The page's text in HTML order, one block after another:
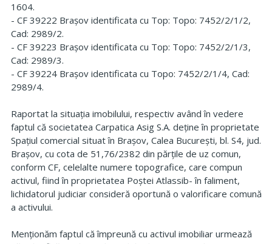
1604.
- CF 39222 Brașov identificata cu Top: Topo: 7452/2/1/2,
Cad: 2989/2.
- CF 39223 Brașov identificata cu Top: Topo: 7452/2/1/3,
Cad: 2989/3.
- CF 39224 Brașov identificata cu Topo: 7452/2/1/4, Cad:
2989/4.
Raportat la situația imobilului, respectiv având în vedere
faptul că societatea Carpatica Asig S.A. deține în proprietate
Spațiul comercial situat în Brașov, Calea București, bl. S4, jud.
Brașov, cu cota de 51,76/2382 din părțile de uz comun,
conform CF, celelalte numere topografice, care compun
activul, fiind în proprietatea Poștei Atlassib- în faliment,
lichidatorul judiciar consideră oportună o valorificare comună
a activului.
Menționăm faptul că împreună cu activul imobiliar urmează